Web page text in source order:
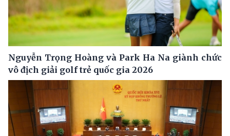
Nguyễn Trọng Hoàng và Park Ha Na giành chức
vô địch giải golf trẻ quốc gia 2026